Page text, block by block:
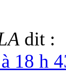
dit :
18 h